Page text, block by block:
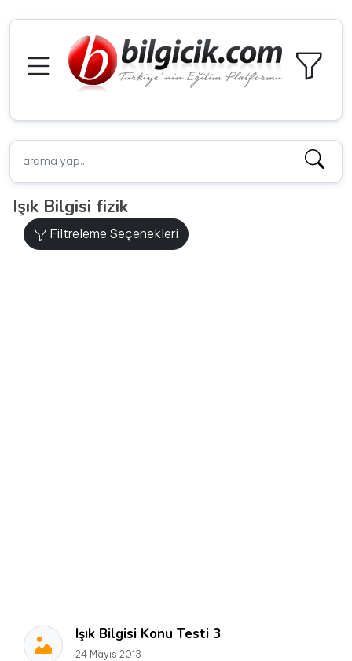
Işık Bilgisi fizik
Filtreleme Seçenekleri
Işık Bilgisi Konu Testi 3
24 Mayıs 2013